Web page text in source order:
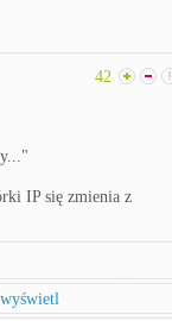
42
IP się zmienia z
wyświetl